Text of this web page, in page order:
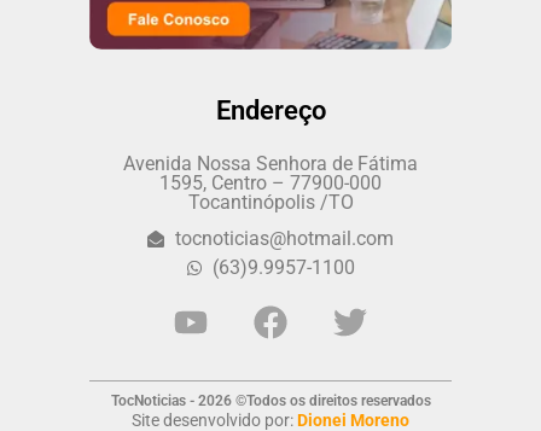
Endereço
Avenida Nossa Senhora de Fátima
1595, Centro – 77900-000
Tocantinópolis /TO
tocnoticias@hotmail.com
(63)9.9957-1100
TocNoticias - 2026 ©Todos os direitos reservados
Site desenvolvido por:Dionei Moreno